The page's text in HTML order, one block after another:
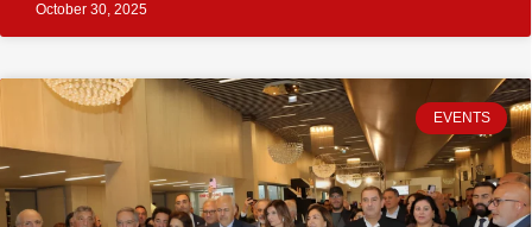
October 30, 2025
EVENTS